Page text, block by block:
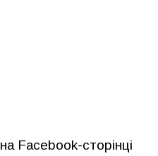
на Facebook-сторінці